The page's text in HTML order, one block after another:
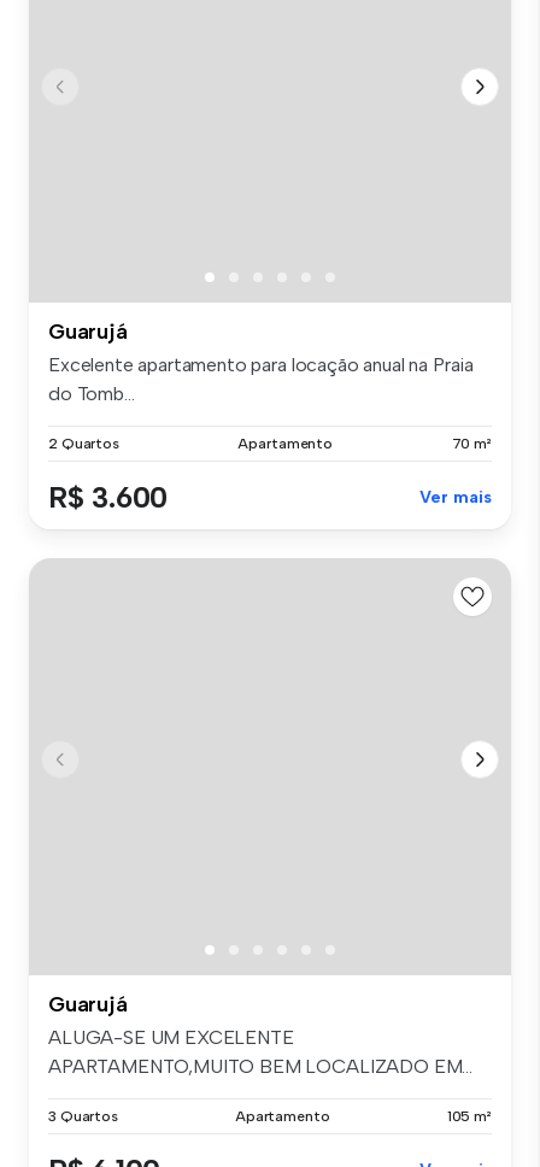
Guarujá
Excelente apartamento para locação anual na Praia
do Tomb...
2 Quartos Apartamento 70 m²
R$ 3.600 Ver mais
Guarujá
ALUGA-SE UM EXCELENTE
APARTAMENTO,MUITO BEM LOCALIZADO EM...
3 Quartos Apartamento 105 m²